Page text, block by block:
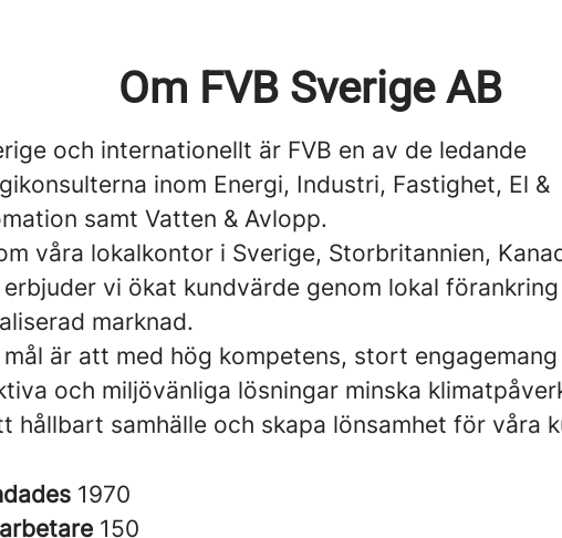
Om FVB Sverige AB
och internationellt är FVB en av de ledande
inom Energi, Industri, Fastighet, El &
samt Vatten & Avlopp.
våra lokalkontor i Sverige, Storbritannien,
erbjuder vi ökat kundvärde genom lokal
marknad.
är att med hög kompetens, stort
och miljövänliga lösningar minska
hållbart samhälle och skapa lönsamhet för våra
1970
150